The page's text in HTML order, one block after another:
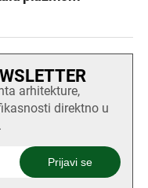
arhitekture,
direktno u